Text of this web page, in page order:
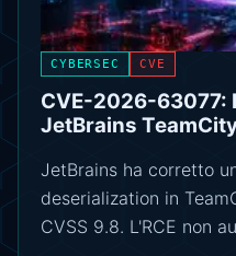
CYBERSEC CVE
CVE-2026-63077:
JetBrains
JetBrains ha corretto
deserialization in
CVSS 9.8. L'RCE non